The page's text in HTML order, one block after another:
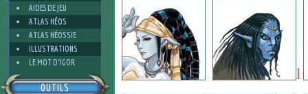
AIDES DE JEU
ATLAS HÉOS
ATLAS HÉOSSIE
ILLUSTRATIONS
LE MOT D'IGOR
OUTILS
6
6
4